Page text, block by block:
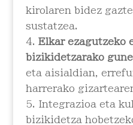
kirolaren bidez
sustatzea.
Elkar ezagutzeko
bizikidetzarako
eta aisialdian,
harrerako
Integrazioa eta
bizikidetza